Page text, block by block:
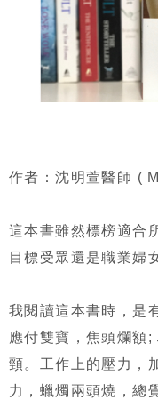
作者：沈明萱醫師 (
這本書雖然標榜適合
目標受眾還是職業婦
我閱讀這本書時，是
應付雙寶，焦頭爛額
頸。工作上的壓力，
力，蠟燭兩頭燒，總